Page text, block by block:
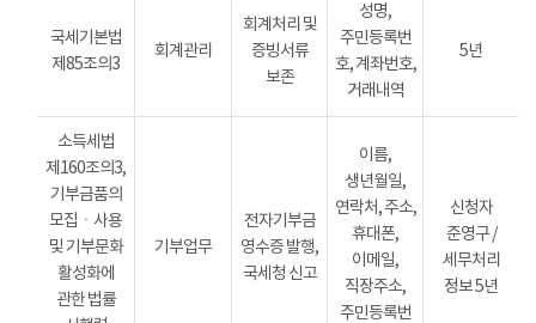
국세기본법
제85조의3
회계관리
회계처리 및
증빙서류
보존
성명,
주민등록번
호, 계좌번호,
거래내역
5년
소득세법
제160조의3,
기부금품의
모집ㆍ사용
및 기부문화
활성화에
관한 법률
기부업무
전자기부금
영수증 발행,
국세청 신고
이름,
생년월일,
연락처, 주소,
휴대폰,
이메일,
직장주소,
주민등록번
신청자
준영구 /
세무처리
정보 5년